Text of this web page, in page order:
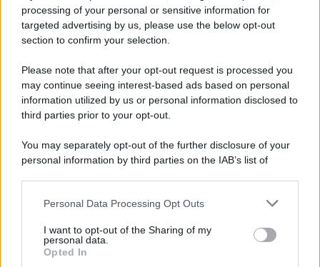
processing of your personal or sensitive information for
targeted advertising by us, please use the below opt-out
section to confirm your selection.
Please note that after your opt-out request is processed you
may continue seeing interest-based ads based on personal
information utilized by us or personal information disclosed to
third parties prior to your opt-out.
You may separately opt-out of the further disclosure of your
personal information by third parties on the IAB’s list of
This information may also be disclosed by us to third parties
disclose it to other third parties.
Personal Data Processing Opt Outs
I want to opt-out of the Sharing of my
personal data.
Opted In
© 2026 - Pianeta Design - P.IVA 04827280654 - Testata
Registrata Al Tribunale Di Nocera Inferiore N. 8/2020 - RG N.
ISCRIZIONE AL ROC N. 35792 – ISCRITTA ALL’ANSO
(ASSOCIAZIONE NAZIONALE STAMPA ONLINE)
PREFERENZE PRIVACY